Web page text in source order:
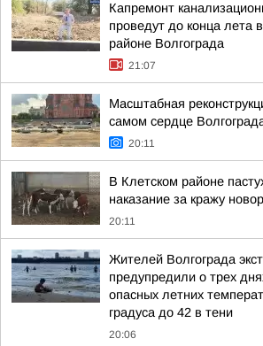
Капремонт
проведут до конца лета
районе Волгограда
21:07
Масштабная
самом сердце
20:11
В Клетском районе
наказание за кражу
20:11
Жителей Волгограда
предупредили о трех
опасных летних
градуса до 42 в тени
20:06